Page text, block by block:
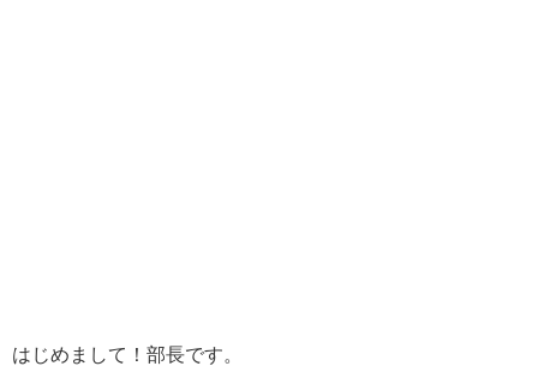
はじめまして！部長です。